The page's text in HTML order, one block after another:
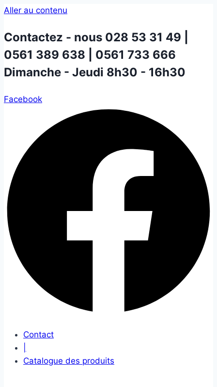
Aller au contenu
Contactez - nous 028 53 31 49 |
0561 389 638 | 0561 733 666
Dimanche - Jeudi 8h30 - 16h30
Facebook
Contact
Catalogue des produits